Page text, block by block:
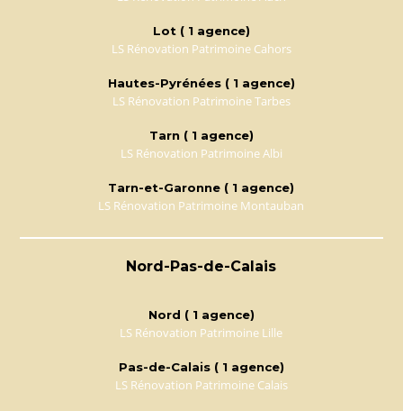
Lot ( 1 agence)
LS Rénovation Patrimoine Cahors
Hautes-Pyrénées ( 1 agence)
LS Rénovation Patrimoine Tarbes
Tarn ( 1 agence)
LS Rénovation Patrimoine Albi
Tarn-et-Garonne ( 1 agence)
LS Rénovation Patrimoine Montauban
Nord-Pas-de-Calais
Nord ( 1 agence)
LS Rénovation Patrimoine Lille
Pas-de-Calais ( 1 agence)
LS Rénovation Patrimoine Calais